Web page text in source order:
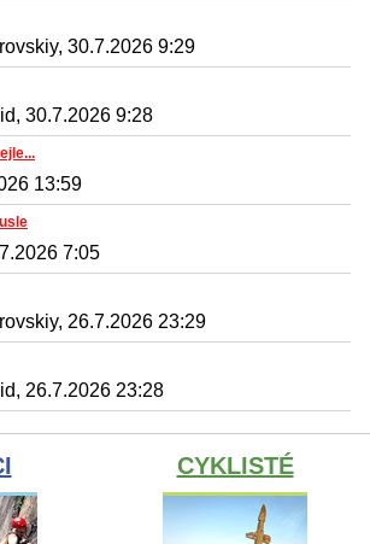
30.7.2026 9:29
30.7.2026 9:28
13:59
7:05
26.7.2026 23:29
26.7.2026 23:28
CYKLISTÉ